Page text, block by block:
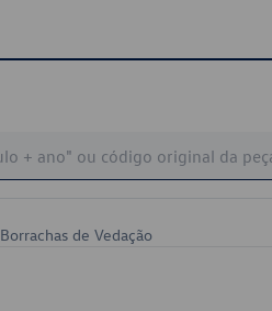
Borrachas de Vedação